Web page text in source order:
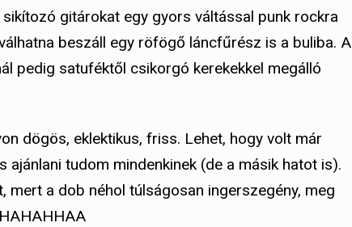
gitárokat egy gyors váltással punk rockra
beszáll egy röfögő láncfűrész is a buliba. A
pedig satuféktől csikorgó kerekekkel megálló
dögös, eklektikus, friss. Lehet, hogy volt már
ajánlani tudom mindenkinek (de a másik hatot is).
mert a dob néhol túlságosan ingerszegény, meg